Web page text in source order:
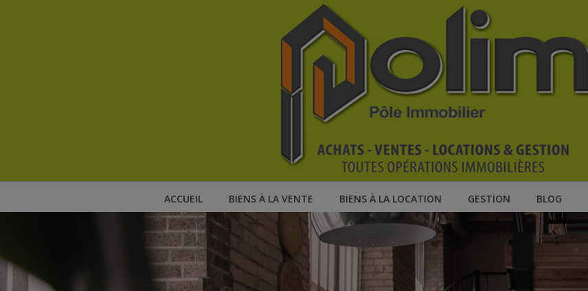
ACCUEIL BIENS À LA VENTE BIENS À LA LOCATION GESTION BLOG